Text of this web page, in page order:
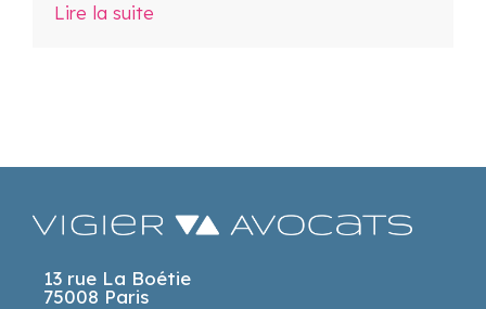
Lire la suite
13 rue La Boétie
75008 Paris